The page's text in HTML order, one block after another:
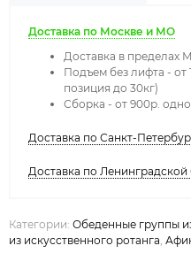
Доставка по Москве и МО
Доставка в пределах
Подъем без лифта - от
позиция до 30кг)
Сборка - от 900р.
Доставка по Санкт-
Доставка по Ленинградской
Категории: Обеденные группы
из искусственного ротанга